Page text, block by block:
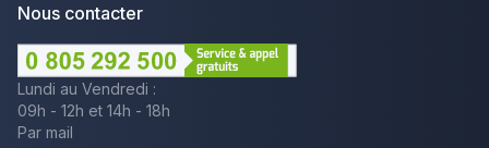
Nous contacter
Lundi au Vendredi :
09h - 12h et 14h - 18h
Par mail